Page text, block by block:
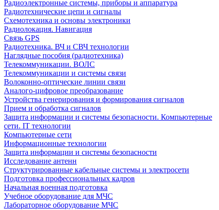
Радиоэлектронные системы, приборы и аппаратура
Радиотехнические цепи и сигналы
Схемотехника и основы электроники
Радиолокация. Навигация
Связь GPS
Радиотехника. ВЧ и СВЧ технологии
Наглядные пособия (радиотехника)
Телекоммуникации. ВОЛС
Телекоммуникации и системы связи
Волоконно-оптические линии связи
Аналого-цифровое преобразование
Устройства генерирования и формирования сигналов
Прием и обработка сигналов
Защита информации и системы безопасности. Компьютерные
сети. IT технологии
Компьютерные сети
Информационные технологии
Защита информации и системы безопасности
Исследование антенн
Структурированные кабельные системы и электросети
Подготовка профессиональных кадров
Начальная военная подготовка
Учебное оборудование для МЧС
Лабораторное оборудование МЧС